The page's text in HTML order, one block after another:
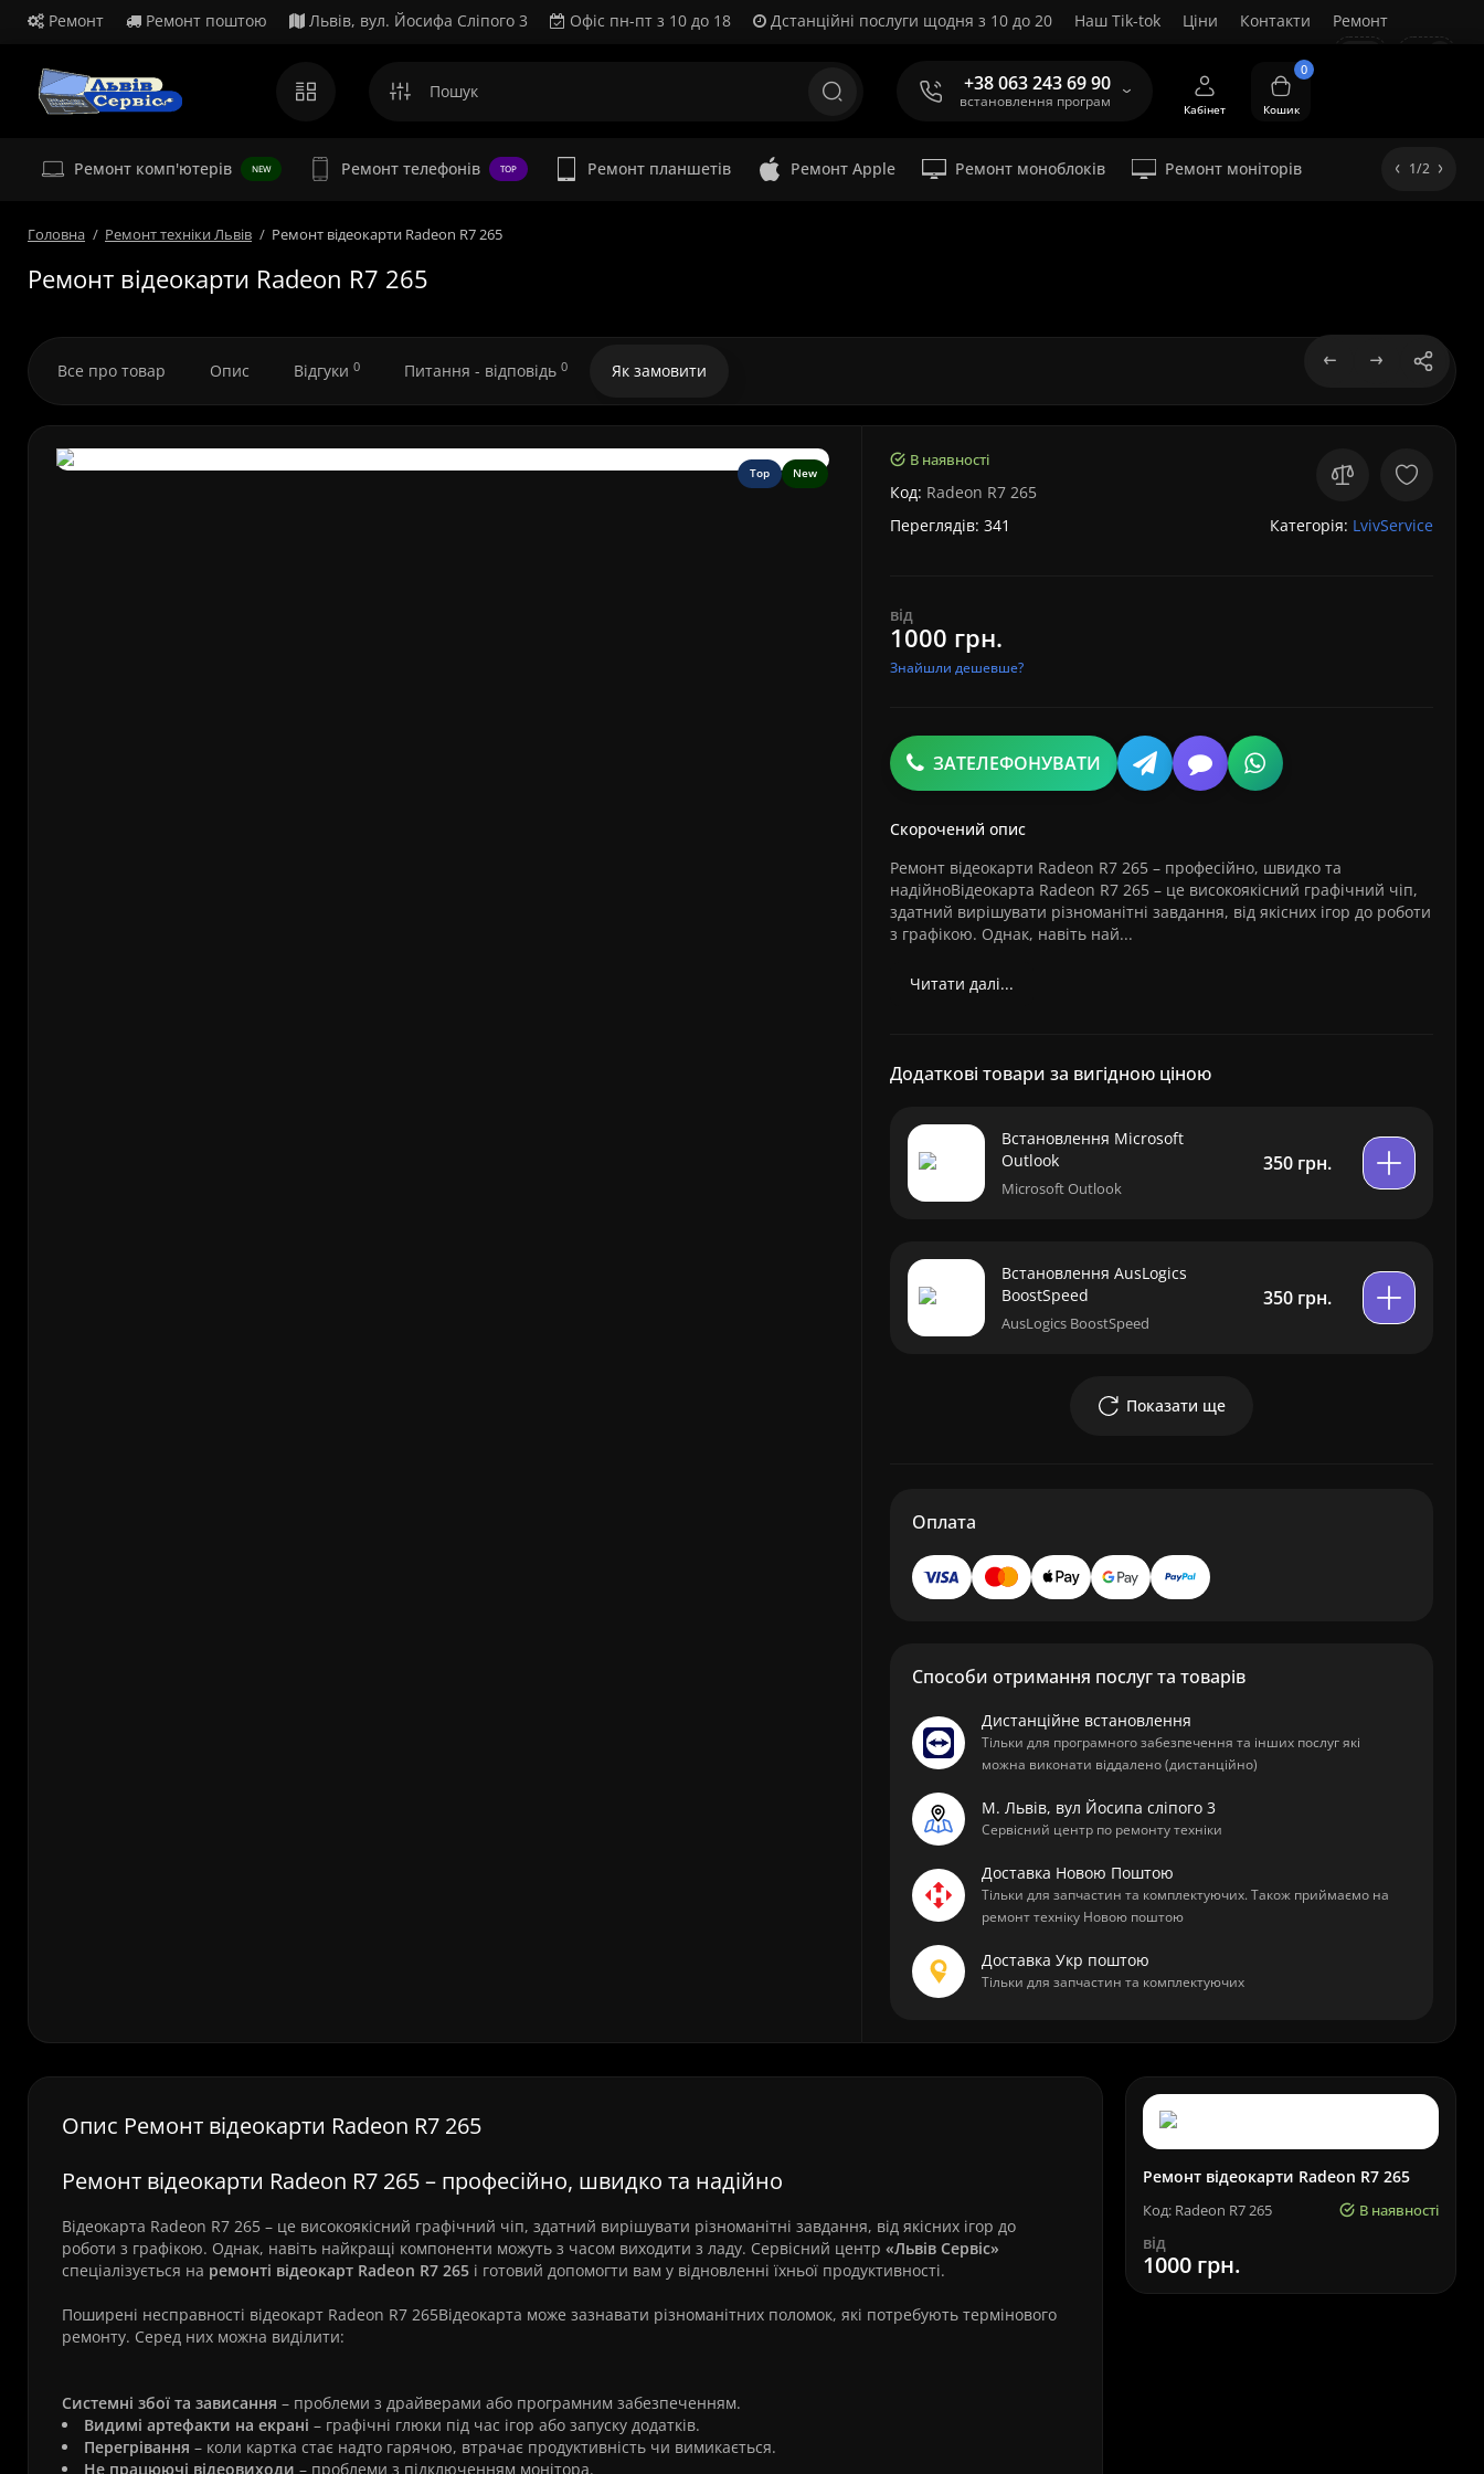
Ремонт Ремонт поштою Львів, вул. Йосифа Сліпого 3 Офіс пн-пт з 10 до 18 Дстанційні послуги щодня з 10 до 20 Наш Tik-tok Ціни Контакти Ремонт
+38 063 243 69 90
встановлення програм Кабінет
0
Кошик
Ремонт комп'ютерів NEW Ремонт телефонів TOP Ремонт планшетів Ремонт Apple Ремонт моноблоків Ремонт моніторів 1/2
Головна Ремонт техніки Львів Ремонт відеокарти Radeon R7 265
Ремонт відеокарти Radeon R7 265
Все про товар Опис Відгуки 0 Питання - відповідь 0 Як замовити
Top New
В наявності
Код: Radeon R7 265
Переглядів: 341
Категорія: LvivService
від
1000 грн.
Знайшли дешевше?
ЗАТЕЛЕФОНУВАТИ
Скорочений опис
Ремонт відеокарти Radeon R7 265 – професійно, швидко та
надійноВідеокарта Radeon R7 265 – це високоякісний графічний чіп,
здатний вирішувати різноманітні завдання, від якісних ігор до роботи
з графікою. Однак, навіть най...
Читати далі...
Додаткові товари за вигідною ціною
Встановлення Microsoft
Outlook
Microsoft Outlook
350 грн.
Встановлення AusLogics
BoostSpeed
AusLogics BoostSpeed
350 грн.
Показати ще
Оплата
Способи отримання послуг та товарів
Дистанційне встановлення
Тільки для програмного забезпечення та інших послуг які
можна виконати віддалено (дистанційно)
М. Львів, вул Йосипа сліпого 3
Сервісний центр по ремонту техніки
Доставка Новою Поштою
Тільки для запчастин та комплектуючих. Також приймаємо на
ремонт техніку Новою поштою
Доставка Укр поштою
Тільки для запчастин та комплектуючих
Опис Ремонт відеокарти Radeon R7 265
Ремонт відеокарти Radeon R7 265 – професійно, швидко та надійно
Відеокарта Radeon R7 265 – це високоякісний графічний чіп, здатний вирішувати різноманітні завдання, від якісних ігор до
роботи з графікою. Однак, навіть найкращі компоненти можуть з часом виходити з ладу. Сервісний центр «Львів Сервіс»
спеціалізується на ремонті відеокарт Radeon R7 265 і готовий допомогти вам у відновленні їхньої продуктивності.
Поширені несправності відеокарт Radeon R7 265Відеокарта може зазнавати різноманітних поломок, які потребують термінового
ремонту. Серед них можна виділити:
Системні збої та зависання – проблеми з драйверами або програмним забезпеченням.
Видимі артефакти на екрані – графічні глюки під час ігор або запуску додатків.
Перегрівання – коли картка стає надто гарячою, втрачає продуктивність чи вимикається.
Не працюючі відеовиходи – проблеми з підключенням монітора.
Ремонт відеокарти Radeon R7 265
Код: Radeon R7 265 В наявності
від
1000 грн.